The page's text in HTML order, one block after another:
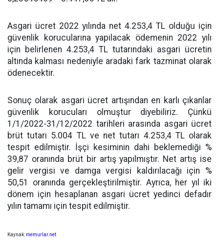
Asgari ücret 2022 yılında net 4.253,4 TL olduğu için
güvenlik korucularına yapılacak ödemenin 2022 yılı
için belirlenen 4.253,4 TL tutarındaki asgari ücretin
altında kalması nedeniyle aradaki fark tazminat olarak
ödenecektir.
Sonuç olarak asgari ücret artışından en karlı çıkanlar
güvenlik korucuları olmuştur diyebiliriz. Çünkü
1/1/2022-31/12/2022 tarihleri arasında asgari ücret
brüt tutarı 5.004 TL ve net tutarı 4.253,4 TL olarak
tespit edilmiştir. İşçi kesiminin dahi beklemediği %
39,87 oranında brüt bir artış yapılmıştır. Net artış ise
gelir vergisi ve damga vergisi kaldırılacağı için %
50,51 oranında gerçekleştirilmiştir. Ayrıca, her yıl iki
dönem için hesaplanan asgari ücret yedinci defadır
yılın tamamı için tespit edilmiştir.
Kaynak: memurlar.net